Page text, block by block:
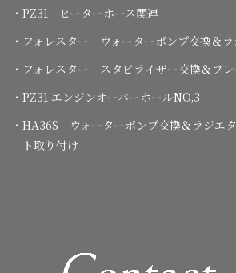
・PZ31 ヒーターホース関連
・フォレスター ウォーターポンプ交換＆
・フォレスター スタビライザー交換＆ブ
・PZ31 エンジンオーバーホールNO,3
・HA36S ウォーターポンプ交換＆ラジエ
ト取り付け